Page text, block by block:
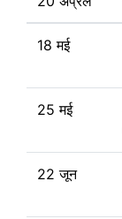
18 मई
25 मई
22 जून